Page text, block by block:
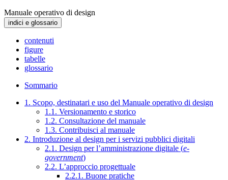
Manuale operativo di design
indici e glossario
contenuti
figure
tabelle
glossario
Sommario
1. Scopo, destinatari e uso del Manuale operativo di design
1.1. Versionamento e storico
1.2. Consultazione del manuale
1.3. Contribuisci al manuale
2. Introduzione al design per i servizi pubblici digitali
2.1. Design per l’amministrazione digitale (e-
government)
2.2. L’approccio progettuale
2.2.1. Buone pratiche